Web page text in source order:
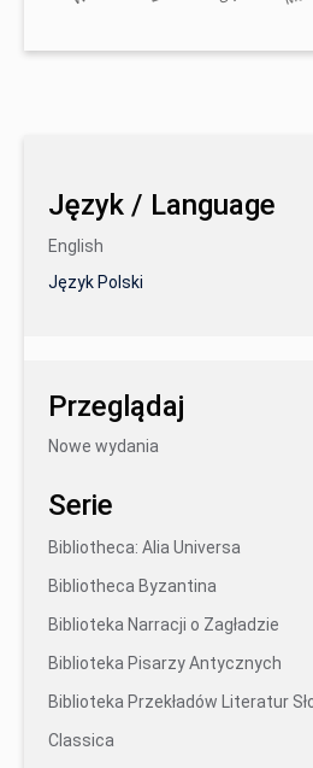
Język / Language
English
Język Polski
Przeglądaj
Nowe wydania
Serie
Bibliotheca: Alia Universa
Bibliotheca Byzantina
Biblioteka Narracji o Zagładzie
Biblioteka Pisarzy Antycznych
Biblioteka Przekładów Literatur
Classica